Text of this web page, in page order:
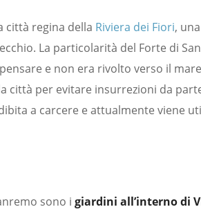
città regina della Riviera dei Fiori,
La particolarità del Forte di
e non era rivolto verso il
città per evitare insurrezioni da
a carcere e attualmente viene
sono i giardini all’interno di